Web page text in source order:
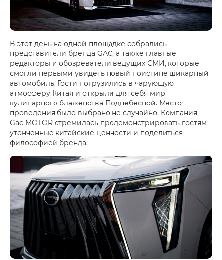
В этот день на одной площадке собрались
представители бренда GAC, а также главные
редакторы и обозреватели ведущих СМИ, которые
смогли первыми увидеть новый поистине шикарный
автомобиль. Гости погрузились в чарующую
атмосферу Китая и открыли для себя мир
кулинарного блаженства Поднебесной. Место
проведения было выбрано не случайно. Компания
Gac MOTOR стремилась продемонстрировать гостям
утонченные китайские ценности и поделиться
философией бренда.